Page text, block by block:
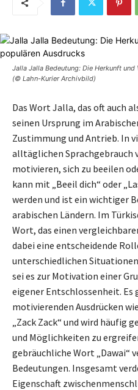
Jalla Jalla Bedeutung: Die Herkunft
(© Lahn-Kurier Archivbild)
Das Wort Jalla, das oft auch
seinen Ursprung im
Zustimmung und Antrieb. In
alltäglichen Sprachgebrauch
motivieren, sich zu beeilen
kann mit „Beeil dich“ oder
werden und ist ein wichtiger
arabischen Ländern. Im
Wort, das einen
dabei eine entscheidende
unterschiedlichen
sei es zur Motivation einer
eigener Entschlossenheit. Es
motivierenden Ausdrücken
„Zack Zack“ und wird häufig
und Möglichkeiten zu
gebräuchliche Wort „Dawai“
Bedeutungen. Insgesamt
Eigenschaft